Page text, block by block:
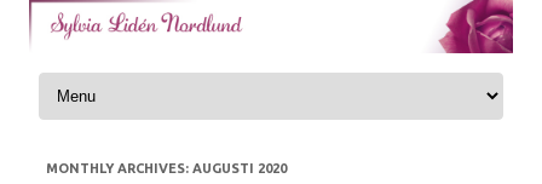
Skip to content
MONTHLY ARCHIVES: AUGUSTI 2020